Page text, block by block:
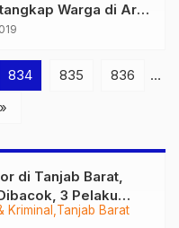
Warga di Arah
834 835 836
…
»
Kriminal Tanjab Barat
di Tanjab Barat,
3 Pelaku